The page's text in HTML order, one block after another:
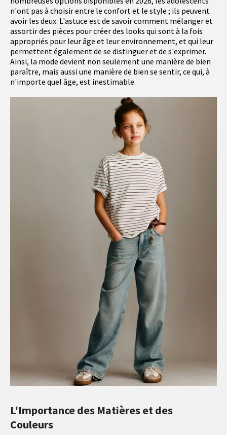
n'ont pas à choisir entre le confort et le style ; ils peuvent
avoir les deux. L'astuce est de savoir comment mélanger et
assortir des pièces pour créer des looks qui sont à la fois
appropriés pour leur âge et leur environnement, et qui leur
permettent également de se distinguer et de s'exprimer.
Ainsi, la mode devient non seulement une manière de bien
paraître, mais aussi une manière de bien se sentir, ce qui, à
n'importe quel âge, est inestimable.
L'Importance des Matières et des
Couleurs